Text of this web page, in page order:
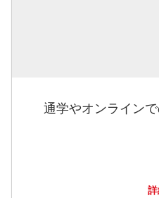
通学やオンライン